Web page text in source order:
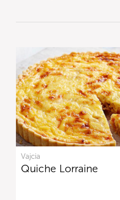
Vajcia
Quiche Lorraine